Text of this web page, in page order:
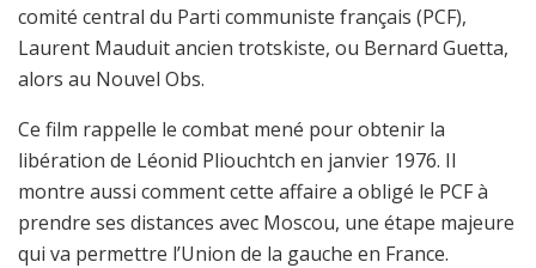
comité central du Parti communiste français (PCF),
Laurent Mauduit ancien trotskiste, ou Bernard Guetta,
alors au Nouvel Obs.
Ce film rappelle le combat mené pour obtenir la
libération de Léonid Pliouchtch en janvier 1976. Il
montre aussi comment cette affaire a obligé le PCF à
prendre ses distances avec Moscou, une étape majeure
qui va permettre l’Union de la gauche en France.